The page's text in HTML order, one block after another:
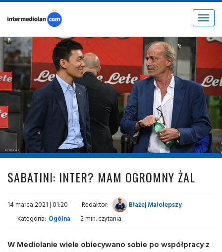
Toggle
fot. © inter.it
SABATINI: INTER? MAM OGROMNY ŻAL
14 marca 2021 | 01:20 Redaktor:
Błażej Małolepszy
Kategoria: Ogólna 2 min. czytania
W Mediolanie wiele obiecywano sobie po współpracy z